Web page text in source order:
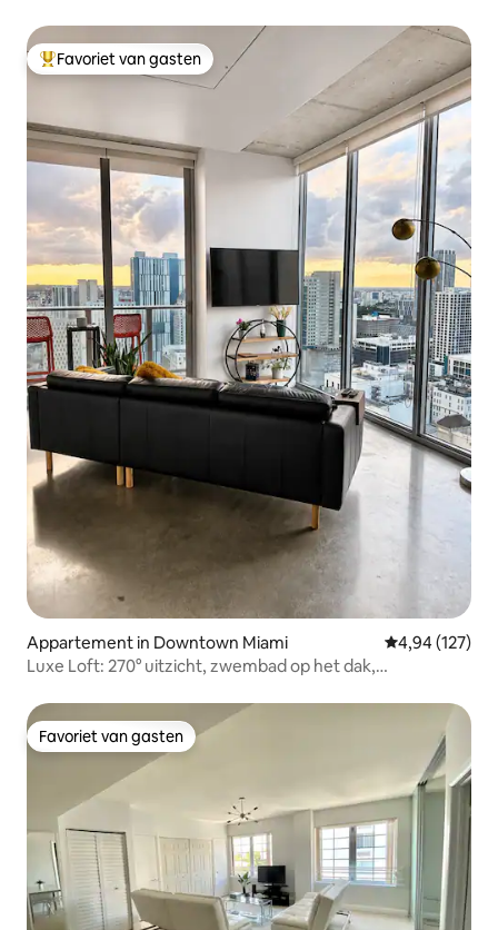
Topfavoriet van gasten
Favoriet van gasten
Appartement in Downtown Miami Gemiddelde
4,94 (127)
Luxe Loft: 270° uitzicht, zwembad op het dak,
Favoriet van gasten
Favoriet van gasten